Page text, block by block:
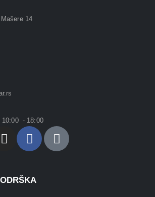
14
10:00 - 18:00